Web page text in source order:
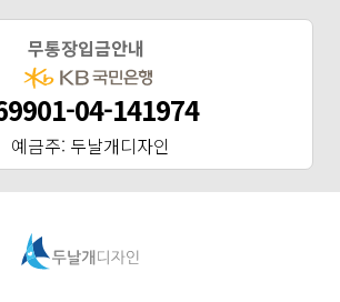
무통장입금안내
04-141974
예금주: 두날개디자인